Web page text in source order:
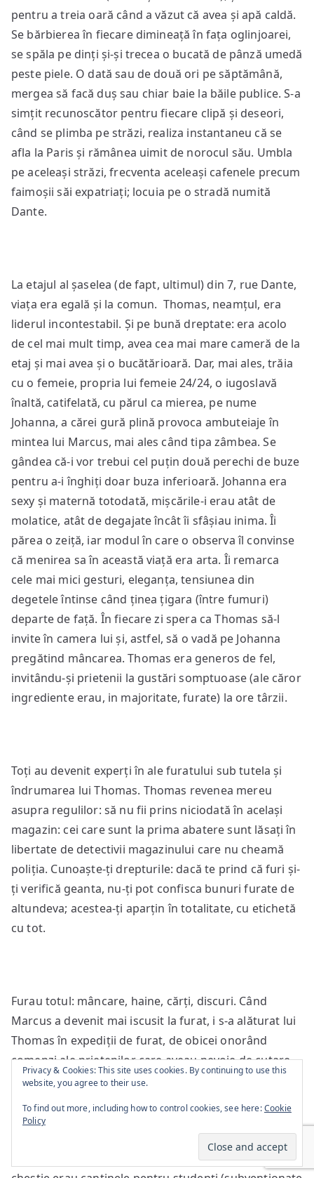
pentru a treia oară când a văzut că avea și apă caldă.
Se bărbierea în fiecare dimineață în fața oglinjoarei,
se spăla pe dinți și-și trecea o bucată de pânză umedă
peste piele. O dată sau de două ori pe săptămână,
mergea să facă duș sau chiar baie la băile publice. S-a
simțit recunoscător pentru fiecare clipă și deseori,
când se plimba pe străzi, realiza instantaneu că se
afla la Paris și rămânea uimit de norocul său. Umbla
pe aceleași străzi, frecventa aceleași cafenele precum
faimoșii săi expatriați; locuia pe o stradă numită
Dante.
La etajul al șaselea (de fapt, ultimul) din 7, rue Dante,
viața era egală și la comun. Thomas, neamțul, era
liderul incontestabil. Și pe bună dreptate: era acolo
de cel mai mult timp, avea cea mai mare cameră de la
etaj și mai avea și o bucătărioară. Dar, mai ales, trăia
cu o femeie, propria lui femeie 24/24, o iugoslavă
înaltă, catifelată, cu părul ca mierea, pe nume
Johanna, a cărei gură plină provoca ambuteiaje în
mintea lui Marcus, mai ales când tipa zâmbea. Se
gândea că-i vor trebui cel puțin două perechi de buze
pentru a-i înghiți doar buza inferioară. Johanna era
sexy și maternă totodată, mișcările-i erau atât de
molatice, atât de degajate încât îi sfâșiau inima. Îi
părea o zeiță, iar modul în care o observa îl convinse
că menirea sa în această viață era arta. Îi remarca
cele mai mici gesturi, eleganța, tensiunea din
degetele întinse când ținea țigara (între fumuri)
departe de față. În fiecare zi spera ca Thomas să-l
invite în camera lui și, astfel, să o vadă pe Johanna
pregătind mâncarea. Thomas era generos de fel,
invitându-și prietenii la gustări somptuoase (ale căror
ingrediente erau, in majoritate, furate) la ore târzii.
Toți au devenit experți în ale furatului sub tutela și
îndrumarea lui Thomas. Thomas revenea mereu
asupra regulilor: să nu fii prins niciodată în același
magazin: cei care sunt la prima abatere sunt lăsați în
libertate de detectivii magazinului care nu cheamă
poliția. Cunoaște-ți drepturile: dacă te prind că furi și-
ți verifică geanta, nu-ți pot confisca bunuri furate de
altundeva; acestea-ți aparțin în totalitate, cu etichetă
cu tot.
Furau totul: mâncare, haine, cărți, discuri. Când
Marcus a devenit mai iscusit la furat, i s-a alăturat lui
Thomas în expediții de furat, de obicei onorând
comenzi ale prietenilor care aveau nevoie de cutare
sau cutare lucru. Erau în culmea fericirii: urmau
rege, iar Cartierul Latin îi era regat. Educația era
gratis, asistența medicală era gratis, filmele și
transportul erau la preț redus. Dar cea mai mișto
Privacy & Cookies: This site uses cookies. By continuing to use this
website, you agree to their use.
To find out more, including how to control cookies, see here:Cookie
Policy